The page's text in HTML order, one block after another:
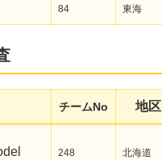
84 東海
チームNo 地区
248 北海道